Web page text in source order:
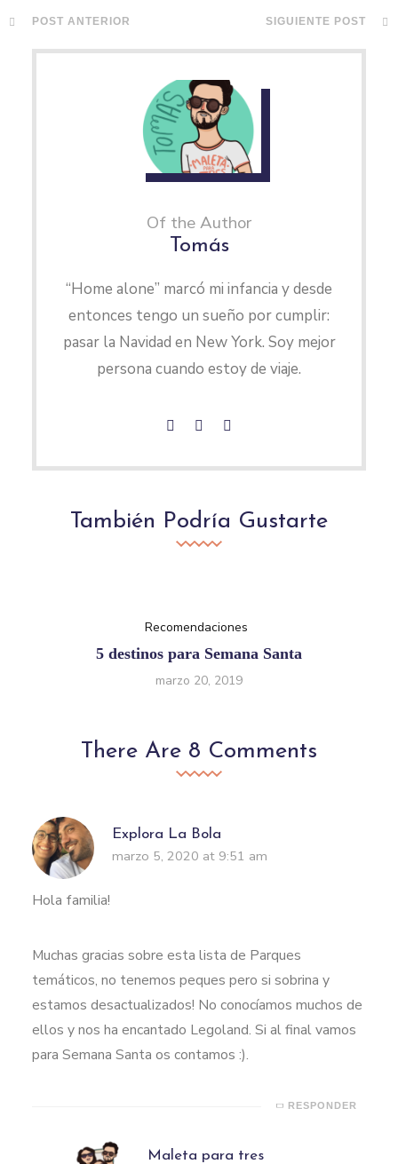
POST ANTERIOR SIGUIENTE POST
Of the Author
Tomás
“Home alone” marcó mi infancia y desde
entonces tengo un sueño por cumplir:
pasar la Navidad en New York. Soy mejor
persona cuando estoy de viaje.
También Podría Gustarte
Recomendaciones
5 destinos para Semana Santa
marzo 20, 2019
There Are 8 Comments
Explora La Bola
marzo 5, 2020 at 9:51 am
Hola familia!
Muchas gracias sobre esta lista de Parques
temáticos, no tenemos peques pero si sobrina y
estamos desactualizados! No conocíamos muchos de
ellos y nos ha encantado Legoland. Si al final vamos
para Semana Santa os contamos :).
RESPONDER
Maleta para tres